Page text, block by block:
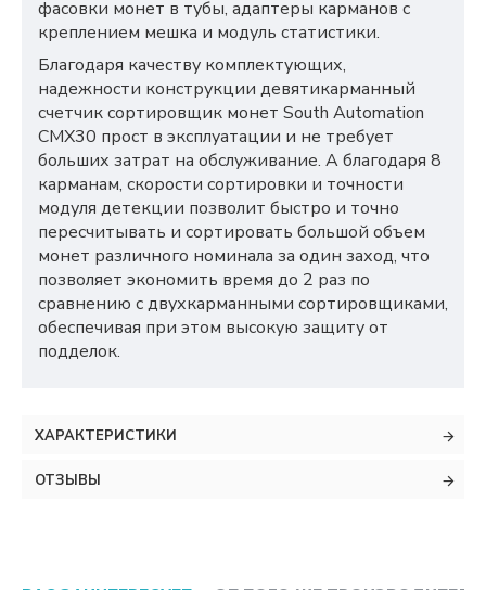
фасовки монет в тубы, адаптеры карманов с
креплением мешка и модуль статистики.
Благодаря качеству комплектующих,
надежности конструкции девятикарманный
счетчик сортировщик монет South Automation
CMX30 прост в эксплуатации и не требует
больших затрат на обслуживание. А благодаря 8
карманам, скорости сортировки и точности
модуля детекции позволит быстро и точно
пересчитывать и сортировать большой объем
монет различного номинала за один заход, что
позволяет экономить время до 2 раз по
сравнению с двухкарманными сортировщиками,
обеспечивая при этом высокую защиту от
подделок.
ХАРАКТЕРИСТИКИ
ОТЗЫВЫ